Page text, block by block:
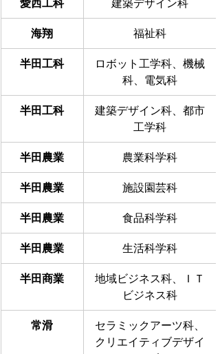
愛西工科 建築デザイン科
海翔 福祉科
半田工科
ロボット工学科、機械
科、電気科
半田工科
建築デザイン科、都市
工学科
半田農業 農業科学科
半田農業 施設園芸科
半田農業 食品科学科
半田農業 生活科学科
半田商業
地域ビジネス科、ＩＴ
ビジネス科
常滑
セラミックアーツ科、
クリエイティブデザイ